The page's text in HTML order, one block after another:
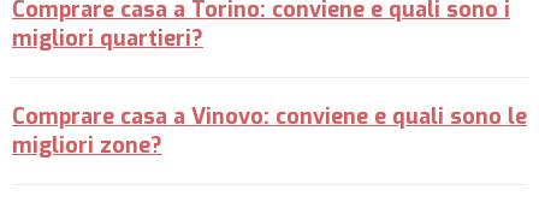
Comprare casa a Torino: conviene e quali sono i
migliori quartieri?
Comprare casa a Vinovo: conviene e quali sono le
migliori zone?